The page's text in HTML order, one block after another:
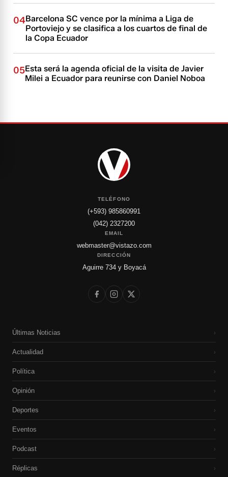
04Barcelona SC vence por la mínima a Liga de
Portoviejo y se clasifica a los cuartos de final de
la Copa Ecuador
05Esta será la agenda oficial de la visita de Javier
Milei a Ecuador para reunirse con Daniel Noboa
TELÉFONO
(+593) 985860991
(042) 2327200
EMAIL
webmaster@vistazo.com
DIRECCIÓN
Aguirre 734 y Boyacá
Últimas Noticias ›
Actualidad ›
Política ›
Opinión ›
Deportes ›
Eventos ›
Podcast ›
Réplicas ›